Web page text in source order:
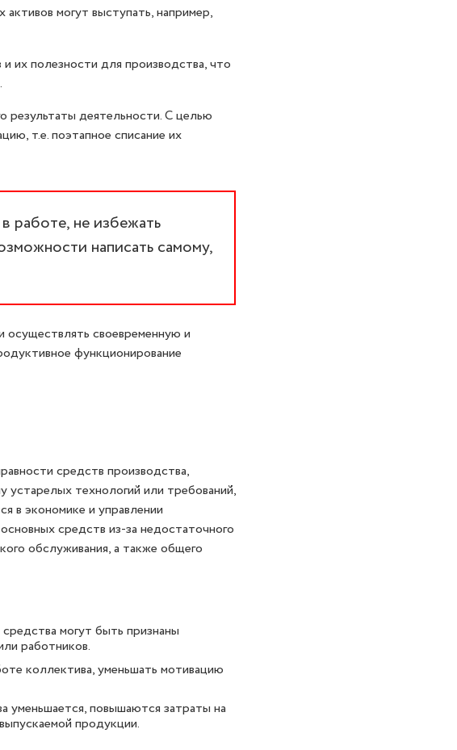
могут выступать, например,
их полезности для производства, что
результаты деятельности. С целью
т.е. поэтапное списание их
работе, не избежать
написать самому,
осуществлять своевременную и
функционирование
средств производства,
устарелых технологий или требований,
в экономике и управлении
средств из-за недостаточного
обслуживания, а также общего
могут быть признаны
работников.
коллектива, уменьшать мотивацию
уменьшается, повышаются затраты на
продукции.